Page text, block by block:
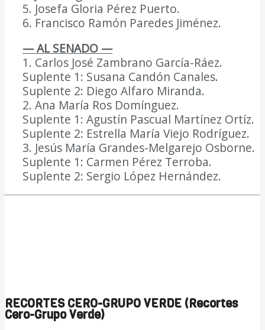
5. Josefa Gloria Pérez Puerto.
6. Francisco Ramón Paredes Jiménez.
— AL SENADO —
1. Carlos José Zambrano García-Ráez.
Suplente 1: Susana Candón Canales.
Suplente 2: Diego Alfaro Miranda.
2. Ana María Ros Domínguez.
Suplente 1: Agustín Pascual Martínez Ortíz.
Suplente 2: Estrella María Viejo Rodríguez.
3. Jesús María Grandes-Melgarejo Osborne.
Suplente 1: Carmen Pérez Terroba.
Suplente 2: Sergio López Hernández.
RECORTES CERO-GRUPO VERDE (Recortes
Cero-Grupo Verde)